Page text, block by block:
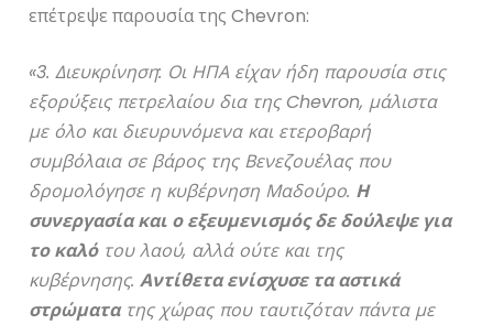
επέτρεψε παρουσία της Chevron:
«3. Διευκρίνηση: Οι ΗΠΑ είχαν ήδη παρουσία στις
εξορύξεις πετρελαίου δια της Chevron, μάλιστα
με όλο και διευρυνόμενα και ετεροβαρή
συμβόλαια σε βάρος της Βενεζουέλας που
δρομολόγησε η κυβέρνηση Μαδούρο. Η
συνεργασία και ο εξευμενισμός δε δούλεψε για
το καλότου λαού, αλλά ούτε και της
κυβέρνησης.Αντίθετα ενίσχυσε τα αστικά
στρώματατης χώρας που ταυτιζόταν πάντα με